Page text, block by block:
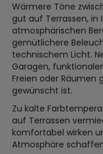
Wärmere Töne
gut auf Terrassen, in
atmosphärischen
gemütlichere
technischem Licht.
Garagen,
Freien oder Räumen
gewünscht ist.
Zu kalte
auf Terrassen
komfortabel wirken
Atmosphäre